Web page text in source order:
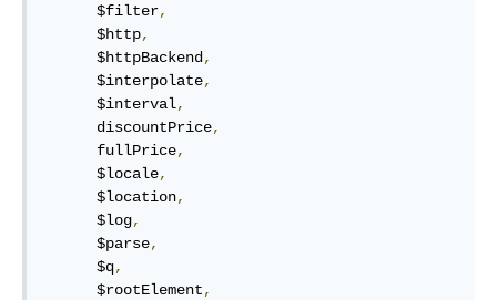
      $filter
,
      $http
,
      $httpBackend
,
      $interpolate
,
      $interval
,
      discountPrice
,
      fullPrice
,
      $locale
,
      $location
,
      $log
,
      $parse
,
      $q
,
      $rootElement
,